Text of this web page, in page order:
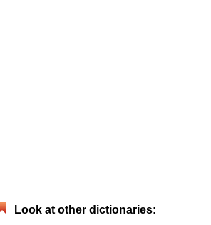
Look at other dictionaries: